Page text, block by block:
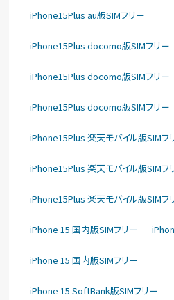
iPhone15Plus au版SIMフリー
iPhone15Plus docomo版SIMフリー
iPhone15Plus docomo版SIMフリー
iPhone15Plus docomo版SIMフリー
iPhone15Plus 楽天モバイル版SIMフ
iPhone15Plus 楽天モバイル版SIMフ
iPhone15Plus 楽天モバイル版SIMフ
iPhone 15 国内版SIMフリー
iPhone 15 国内版SIMフリー
iPhone 15 SoftBank版SIMフリー